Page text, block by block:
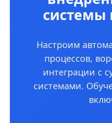
системы
Настроим
процессов,
интеграции с
системами.